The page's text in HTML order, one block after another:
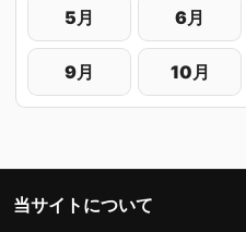
5月 6月
9月 10月
当サイトについて